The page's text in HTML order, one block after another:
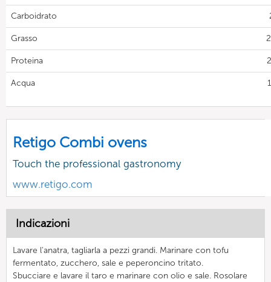
Carboidrato
Grasso
Proteina
Acqua
Retigo Combi ovens
Touch the professional gastronomy
www.retigo.com
Indicazioni
Lavare l'anatra, tagliarla a pezzi grandi. Marinare con tofu
fermentato, zucchero, sale e peperoncino tritato.
Sbucciare e lavare il taro e marinare con olio e sale. Rosolare